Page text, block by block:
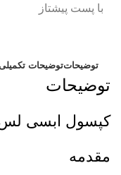
با پست پیشتاز
توضیحاتتوضیحات
توضیحات
کپسول ابسی لس 30 ع (گیاه اسانس) ک
مقدمه